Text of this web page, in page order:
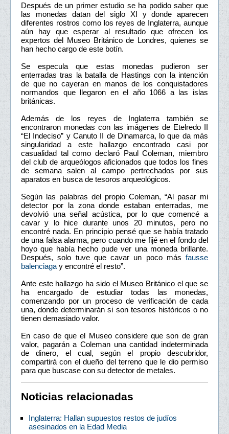
Después de un primer estudio se ha podido saber que
las monedas datan del siglo XI y donde aparecen
diferentes rostros como los reyes de Inglaterra, aunque
aún hay que esperar al resultado que ofrecen los
expertos del Museo Británico de Londres, quienes se
han hecho cargo de este botín.
Se especula que estas monedas pudieron ser
enterradas tras la batalla de Hastings con la intención
de que no cayeran en manos de los conquistadores
normandos que llegaron en el año 1066 a las islas
británicas.
Además de los reyes de Inglaterra también se
encontraron monedas con las imágenes de Etelredo II
“El Indeciso” y Canuto II de Dinamarca, lo que da más
singularidad a este hallazgo encontrado casi por
casualidad tal como declaró Paul Coleman, miembro
del club de arqueólogos aficionados que todos los fines
de semana salen al campo pertrechados por sus
aparatos en busca de tesoros arqueológicos.
Según las palabras del propio Coleman, “Al pasar mi
detector por la zona donde estaban enterradas, me
devolvió una señal acústica, por lo que comencé a
cavar y lo hice durante unos 20 minutos, pero no
encontré nada. En principio pensé que se había tratado
de una falsa alarma, pero cuando me fijé en el fondo del
hoyo que había hecho pude ver una moneda brillante.
Después, solo tuve que cavar un poco más fausse
balenciaga y encontré el resto”.
Ante este hallazgo ha sido el Museo Británico el que se
ha encargado de estudiar todas las monedas,
comenzando por un proceso de verificación de cada
una, donde determinarán si son tesoros históricos o no
tienen demasiado valor.
En caso de que el Museo considere que son de gran
valor, pagarán a Coleman una cantidad indeterminada
de dinero, el cual, según el propio descubridor,
compartirá con el dueño del terreno que le dio permiso
para que buscase con su detector de metales.
Noticias relacionadas
Inglaterra: Hallan supuestos restos de judíos
asesinados en la Edad Media